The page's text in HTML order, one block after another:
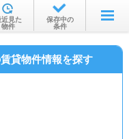
から
近見た
物件
保存中の
条件
貸物件情報を探す